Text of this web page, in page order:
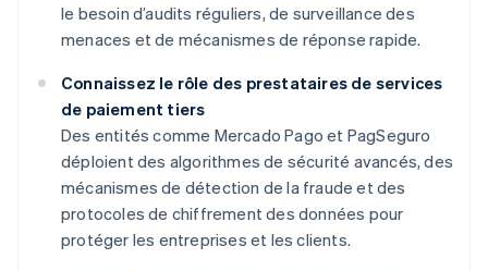
le besoin d’audits réguliers, de surveillance des
menaces et de mécanismes de réponse rapide.
Connaissez le rôle des prestataires de services
de paiement tiers
Des entités comme Mercado Pago et PagSeguro
déploient des algorithmes de sécurité avancés, des
mécanismes de détection de la fraude et des
protocoles de chiffrement des données pour
protéger les entreprises et les clients.